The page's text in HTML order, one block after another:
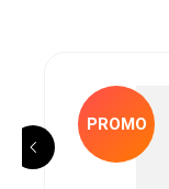
PROMO